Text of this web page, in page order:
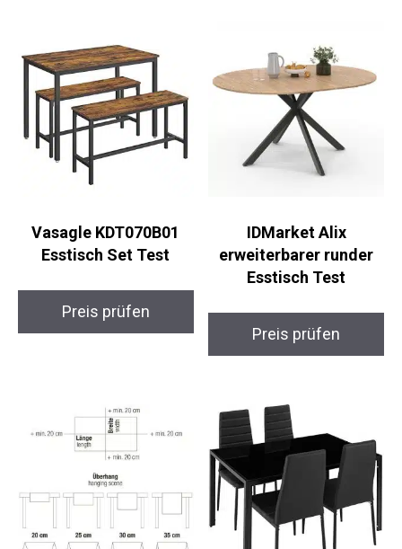
Vasagle KDT070B01
Esstisch Set Test
Preis prüfen
IDMarket Alix
erweiterbarer runder
Esstisch Test
Preis prüfen